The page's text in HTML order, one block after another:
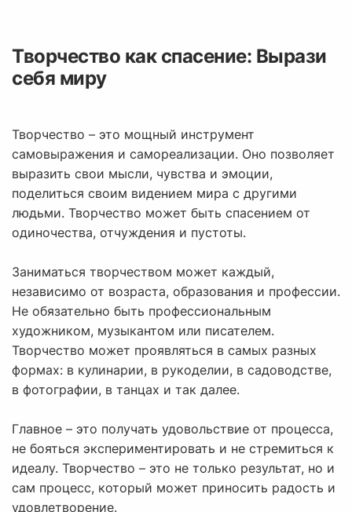
Творчество как спасение: Вырази
себя миру
Творчество – это мощный инструмент
самовыражения и самореализации. Оно позволяет
выразить свои мысли, чувства и эмоции,
поделиться своим видением мира с другими
людьми. Творчество может быть спасением от
одиночества, отчуждения и пустоты.
Заниматься творчеством может каждый,
независимо от возраста, образования и профессии.
Не обязательно быть профессиональным
художником, музыкантом или писателем.
Творчество может проявляться в самых разных
формах: в кулинарии, в рукоделии, в садоводстве,
в фотографии, в танцах и так далее.
Главное – это получать удовольствие от процесса,
не бояться экспериментировать и не стремиться к
идеалу. Творчество – это не только результат, но и
сам процесс, который может приносить радость и
удовлетворение.